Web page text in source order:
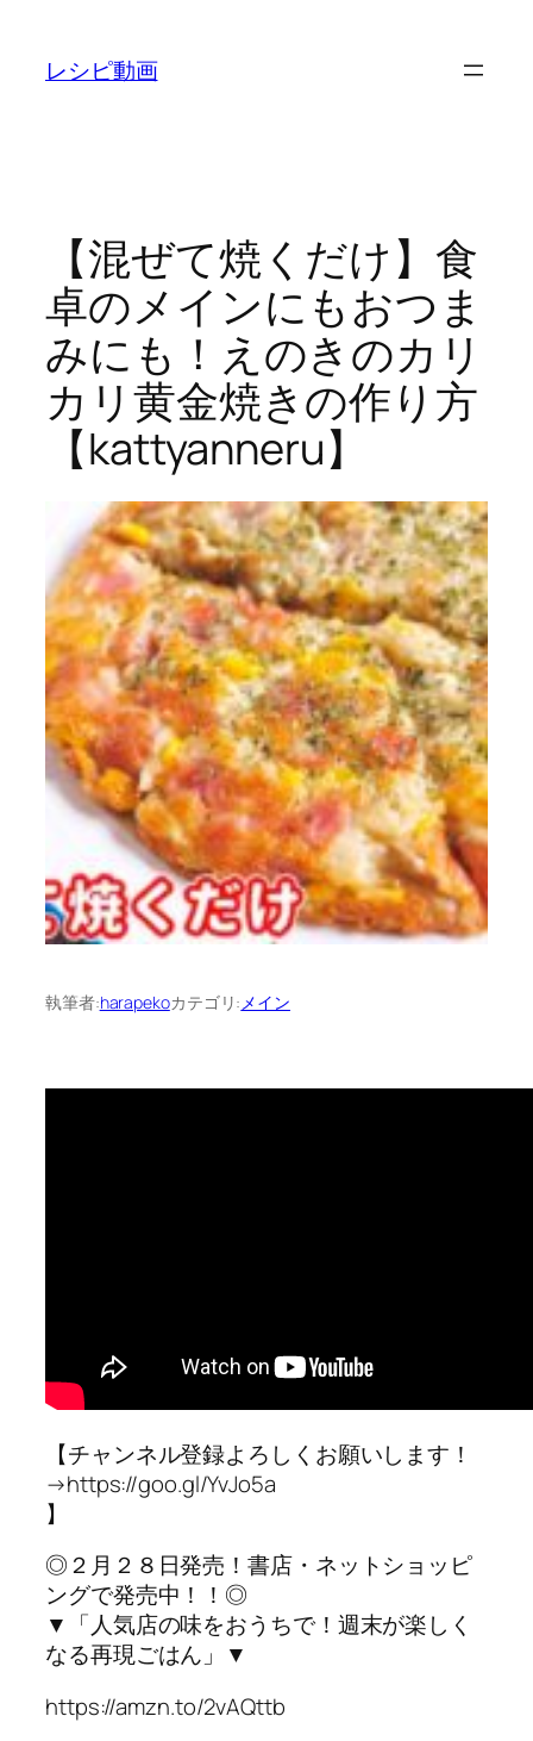
レシピ動画
【混ぜて焼くだけ】食
卓のメインにもおつま
みにも！えのきのカリ
カリ黄金焼きの作り方
【kattyanneru】
執筆者:harapekoカテゴリ: メイン
【チャンネル登録よろしくお願いします！
→https://goo.gl/YvJo5a
】
◎２月２８日発売！書店・ネットショッピ
ングで発売中！！◎
▼「人気店の味をおうちで！週末が楽しく
なる再現ごはん」▼
https://amzn.to/2vAQttb